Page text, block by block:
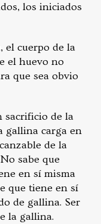
los iniciados
el cuerpo de la
el huevo no
que sea obvio
sacrificio de la
gallina carga en
de la
sabe que
en sí misma
que tiene en sí
de gallina. Ser
la gallina.